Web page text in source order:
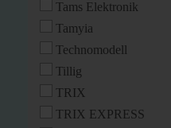
Tams Elektronik
Tamyia
Technomodell
Tillig
TRIX
TRIX EXPRESS